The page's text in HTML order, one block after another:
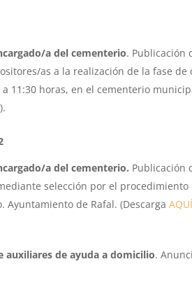
a del cementerio. Publicación
as a la realización de la fase
11:30 horas, en el cementerio
a del cementerio. Publicación
selección por el
Ayuntamiento de Rafal. (DescargaAQUÍ
auxiliares de ayuda a domicilio.